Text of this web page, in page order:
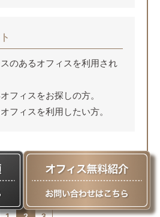
のあるオフィスを利用され
フィスをお探しの方。
フィスを利用したい方。
ページを見る